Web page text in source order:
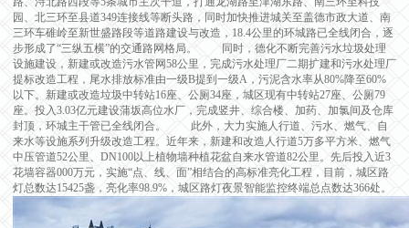
园、北三环至县道349连接线等断头路，同时加快推进城关至盖德市政大道、南
三环车碓岭至新世盛路段等道路建设与改造，18.4公里的环城路已全线闭合，逐
步形成了“三纵五横”的交通路网格局。 同时，德化不断完善污水垃圾处理
设施建设，新建或改造污水管网58公里，完成污水处理厂二期扩建和污水处理厂
提标改造工程，尾水排放标准由一级B提到一级A，污泥含水率从80%降至60%
以下。新建或改造垃圾中转站16座、公厕34座，城区现有中转站27座、公厕79
座。投入3.03亿元建设蒲坂高位水厂，完成竖井、综合楼、加药、加氯间及仓库
封顶，环城主干管已全线闭合。 此外，大力实施人行道、污水、燃气、自
来水等设施系列升级改造工程。近年来，新建和改造人行道5万多平方米、燃气
中压管道52公里、DN100以上植物墙种植花盆自来水管道82公里。先后投入近3
花墙容器000万元，实施“点、线、面”相结合的高标准亮化工程，目前，城区路
灯总数达15425盏，亮化率98.9%，城区路灯夜景智能监控终端总点数达366处。